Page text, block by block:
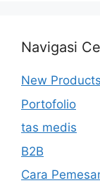
Navigasi
New Products
Portofolio
tas medis
B2B
Cara